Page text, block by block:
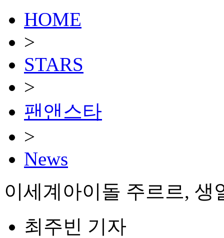
HOME
>
STARS
>
팬앤스타
>
News
이세계아이돌 주르르, 생
최주빈 기자